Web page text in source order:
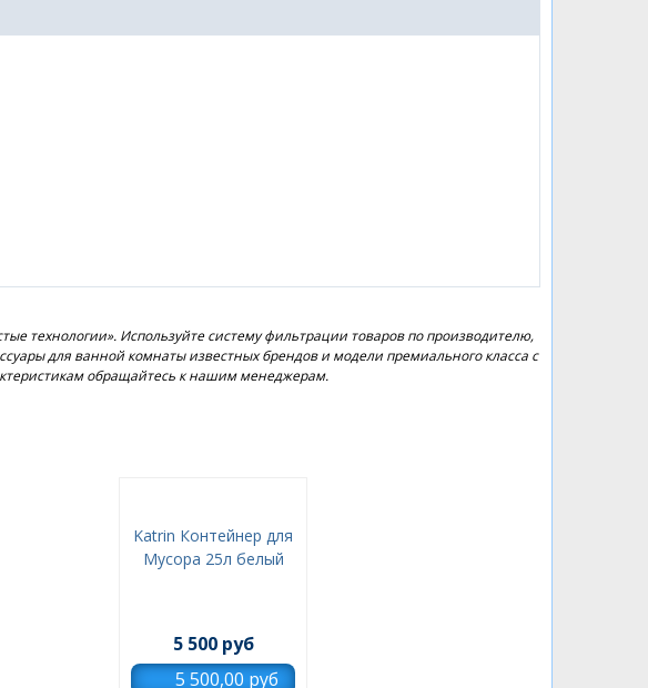
технологии». Используйте систему фильтрации товаров по производителю,
для ванной комнаты известных брендов и модели премиального класса с
обращайтесь к нашим менеджерам.
Katrin Контейнер для
Мусора 25л белый
5 500 руб